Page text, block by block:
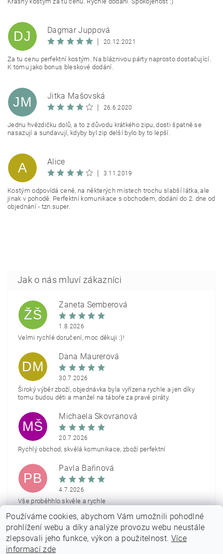
DJ
Dagmar Juppová
20.12.2021
Za tu cenu perfektní kostým. Na bláznivou párty naprosto dostačující.
K tomu jako bonus bleskové dodání.
JM
Jitka Mašovská
26.6.2020
Jednu hvězdičku dolů, a to z důvodu krátkého zipu, dosti špatně se
nasazují a sundavují, kdyby byl zip delší bylo by to lepší.
A
Alice
3.11.2019
Kostým odpovídá ceně, na některých místech trochu slabší látka, ale
jinak v pohodě. Perfektní komunikace s obchodem, dodání do 2. dne od
objednání - tzn.super.
ŽŠ
Žaneta Šemberová
1.8.2026
Velmi rychlé doručení, moc děkuji :)!
DM
Dana Maurerová
30.7.2026
Široký výběr zboží, objednávka byla vyřízena rychle a jen díky
tomu budou děti a manžel na táboře za pravé piráty.
MŠ
Michaela Škovranová
20.7.2026
Rychlý obchod, skvělá komunikace, zboží perfektní
PB
Pavla Bařinová
4.7.2026
Vše proběhhlo skvěle a rychle
Zobrazit další hodnocení
Používáme cookies, abychom Vám umožnili pohodlné
prohlížení webu a díky analýze provozu webu neustále
zlepsovali jeho funkce, výkon a použitelnost. Více
informací zde